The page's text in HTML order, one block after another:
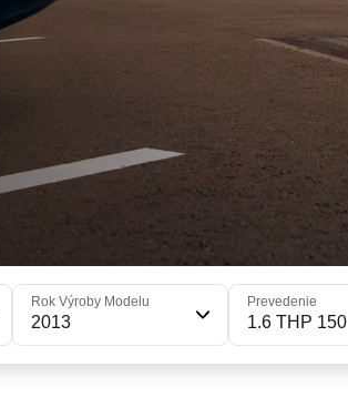
Rok Výroby Modelu
2013
Prevedenie
1.6 THP 150